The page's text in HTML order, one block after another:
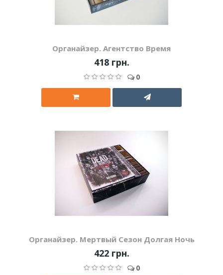
Органайзер. Агентство Время
418 грн.
0
Органайзер. Мертвый Сезон Долгая Ночь
422 грн.
0